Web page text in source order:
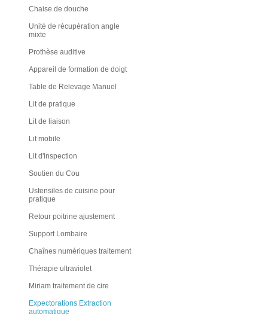
Chaise de douche
Unité de récupération angle
mixte
Prothèse auditive
Appareil de formation de doigt
Table de Relevage Manuel
Lit de pratique
Lit de liaison
Lit mobile
Lit d'inspection
Soutien du Cou
Ustensiles de cuisine pour
pratique
Retour poitrine ajustement
Support Lombaire
Chaînes numériques traitement
Thérapie ultraviolet
Miriam traitement de cire
Expectorations Extraction
automatique